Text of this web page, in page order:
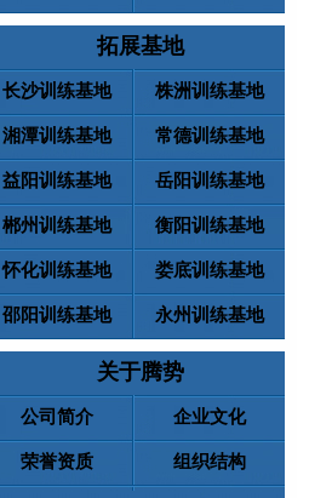
拓展基地
长沙训练基地 株洲训练基地
湘潭训练基地 常德训练基地
益阳训练基地 岳阳训练基地
郴州训练基地 衡阳训练基地
怀化训练基地 娄底训练基地
邵阳训练基地 永州训练基地
关于腾势
公司简介 企业文化
荣誉资质 组织结构